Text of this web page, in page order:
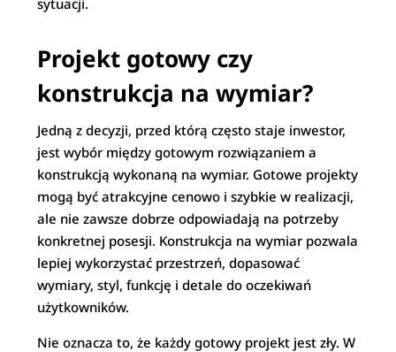
sytuacji.
Projekt gotowy czy
konstrukcja na wymiar?
Jedną z decyzji, przed którą często staje inwestor,
jest wybór między gotowym rozwiązaniem a
konstrukcją wykonaną na wymiar. Gotowe projekty
mogą być atrakcyjne cenowo i szybkie w realizacji,
ale nie zawsze dobrze odpowiadają na potrzeby
konkretnej posesji. Konstrukcja na wymiar pozwala
lepiej wykorzystać przestrzeń, dopasować
wymiary, styl, funkcję i detale do oczekiwań
użytkowników.
Nie oznacza to, że każdy gotowy projekt jest zły. W